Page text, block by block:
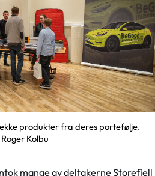
produkter fra deres portefølje.
Kolbu
mange av deltakerne Storefjell